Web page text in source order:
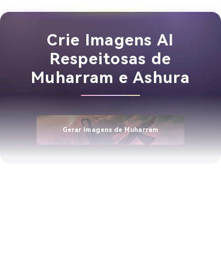
Crie Imagens AI
Respeitosas de
Muharram e Ashura
Gerar Imagens de Muharram